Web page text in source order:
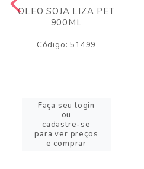
OLEO SOJA LIZA PET
900ML
Código: 51499
Faça seu login
ou
cadastre-se
para ver preços
e comprar